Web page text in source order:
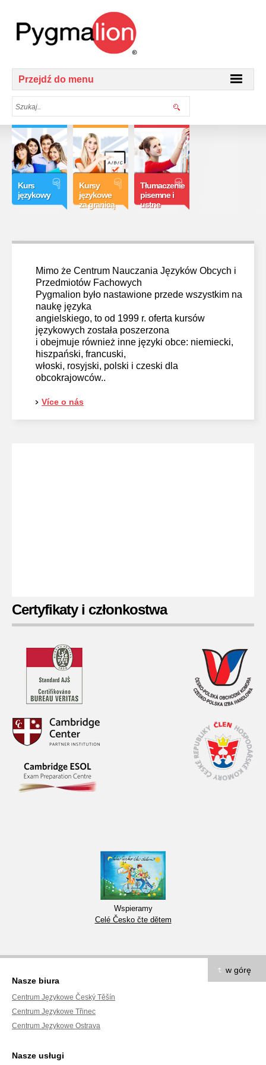
Przejdź do menu
Kurs
językowy
Kursy
językowe
za granicą
Tłumaczenie
pisemne i
ustne
Mimo że Centrum Nauczania Języków Obcych i
Przedmiotów Fachowych
Pygmalion było nastawione przede wszystkim na
naukę języka
angielskiego, to od 1999 r. oferta kursów
językowych została poszerzona
i obejmuje również inne języki obce: niemiecki,
hiszpański, francuski,
włoski, rosyjski, polski i czeski dla
obcokrajowców..
Více o nás
Certyfikaty i członkostwa
Wspieramy
Celé Česko čte dětem
Nasze biura
Centrum Językowe Český Těšín
Centrum Językowe Třinec
Centrum Językowe Ostrava
Nasze usługi
w górę